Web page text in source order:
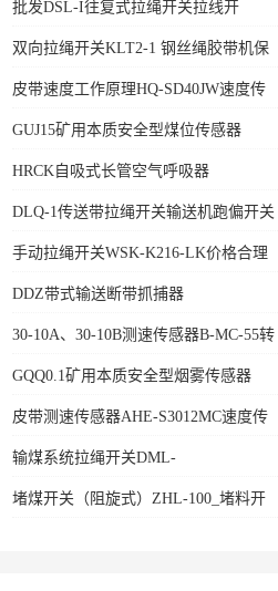
批发DSL-I往复式拉绳开关拉线开
双向拉绳开关KLT2-1 钢丝绳胶带机保
皮带速度工作原理HQ-SD40JW速度传
GUJ15矿用本质安全型煤位传感器
HRCK自吸式长管空气呼吸器
DLQ-1传送带拉绳开关输送机跑偏开关
手动拉绳开关WSK-K216-LK价格合理
DDZ带式输送断带抓捕器
30-10A、30-10B测速传感器B-MC-55转
GQQ0.1矿用本质安全型烟雾传感器
皮带测速传感器AHE-S3012MC速度传
输煤系统拉绳开关DML-
堵煤开关（阻旋式）ZHL-100_堵料开